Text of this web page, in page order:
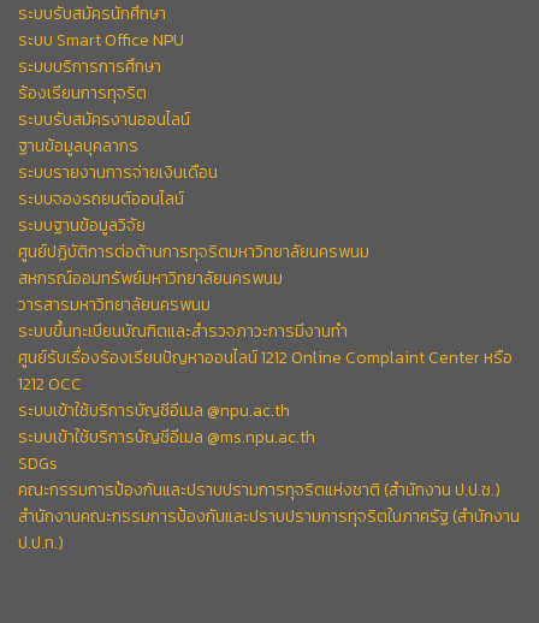
ระบบรับสมัครนักศึกษา
ระบบ Smart Office NPU
ระบบบริการการศึกษา
ร้องเรียนการทุจริต
ระบบรับสมัครงานออนไลน์
ฐานข้อมูลบุคลากร
ระบบรายงานการจ่ายเงินเดือน
ระบบจองรถยนต์ออนไลน์
ระบบฐานข้อมูลวิจัย
ศูนย์ปฏิบัติการต่อต้านการทุจริตมหาวิทยาลัยนครพนม
สหกรณ์ออมทรัพย์มหาวิทยาลัยนครพนม
วารสารมหาวิทยาลัยนครพนม
ระบบขึ้นทะเบียนบัณฑิตและสำรวจภาวะการมีงานทำ
ศูนย์รับเรื่องร้องเรียนปัญหาออนไลน์ 1212 Online Complaint Center หรือ
1212 OCC
ระบบเข้าใช้บริการบัญชีอีเมล @npu.ac.th
ระบบเข้าใช้บริการบัญชีอีเมล @ms.npu.ac.th
SDGs
คณะกรรมการป้องกันและปราบปรามการทุจริตแห่งชาติ (สำนักงาน ป.ป.ช.)
สำนักงานคณะกรรมการป้องกันและปราบปรามการทุจริตในภาครัฐ (สำนักงาน
ป.ป.ท.)